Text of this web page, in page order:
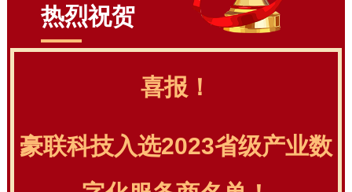
热烈祝贺
喜报！
豪联科技入选2023省级产业数